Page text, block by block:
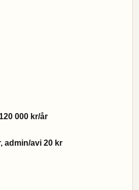
000 kr/år
admin/avi 20 kr